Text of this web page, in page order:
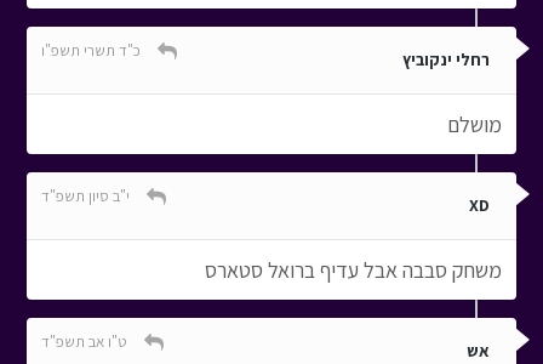
רחלי ינקוביץ כ"ד תשרי תשפ"ו
מושלם
XD י"ב סיון תשפ"ד
משחק סבבה אבל עדיף ברואל סטארס
אש ט"ו אב תשפ"ד